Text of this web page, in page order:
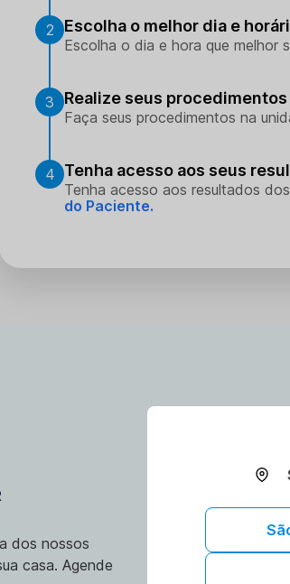
2 Escolha o melhor dia e
Escolha o dia e hora que melhor
3 Realize seus procedimentos
Faça seus procedimentos na
4 Tenha acesso aos seus
Tenha acesso aos resultados
do Paciente.
dos nossos
casa. Agende